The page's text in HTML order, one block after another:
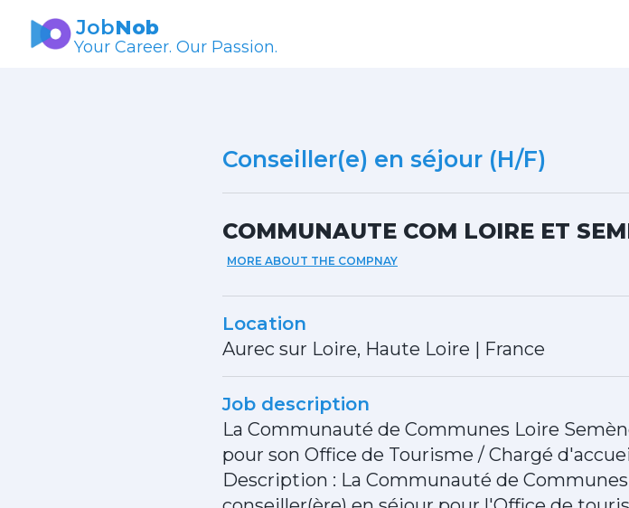
JobNob
Your Career. Our Passion.
Conseiller(e) en séjour (H/F)
COMMUNAUTE COM LOIRE ET
MORE ABOUT THE COMPNAY
Location
Aurec sur Loire, Haute Loire | France
Job description
La Communauté de Communes Loire
pour son Office de Tourisme / Chargé
Description : La Communauté de